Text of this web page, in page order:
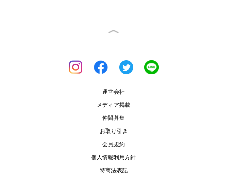
運営会社
メディア掲載
仲間募集
お取り引き
会員規約
個人情報利用方針
特商法表記